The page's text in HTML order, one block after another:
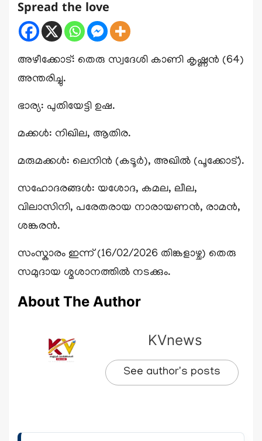
Spread the love
അഴീക്കോട്: തെരു സ്വദേശി കാണി കൃഷ്ണൻ (64)
അന്തരിച്ചു.
ഭാര്യ: പുതിയേട്ടി ഉഷ.
മക്കൾ: നിഖില, ആതിര.
മരുമക്കൾ: ലെനിൻ (കടൂർ), അഖിൽ (പൂക്കോട്).
സഹോദരങ്ങൾ: യശോദ, കമല, ലീല,
വിലാസിനി, പരേതരായ നാരായണൻ, രാമൻ,
ശങ്കരൻ.
സംസ്കാരം ഇന്ന് (16/02/2026 തിങ്കളാഴ്ച) തെരു
സമുദായ ശ്മശാനത്തിൽ നടക്കും.
About The Author
KVnews
See author's posts